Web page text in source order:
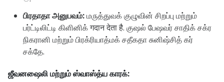
பிரதாதா அனுபவம்:மருத்துவக் குழுவின் சிறப்பு மற்றும்
பர்ட்டிலிட்டி கிளினிக் गदान देता है. குஷல் பேஷவர் சாதிக் சக்ர
நிகரானி மற்றும் பிரக்ரியாத்மக் சதீகதா சுனிஷ்சித் கர்
சக்தே.
ஜீவனஷைலி மற்றும் ஸ்வாஸ்த்ய காரக்: